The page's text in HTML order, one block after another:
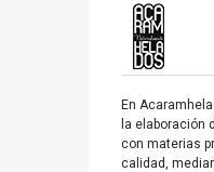
En
la elaboración
con materias
calidad,